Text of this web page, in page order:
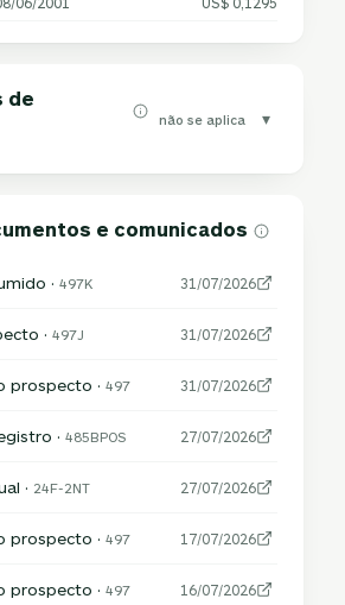
de
não se aplica ▾
e comunicados
·497K 31/07/2026
·497J 31/07/2026
prospecto ·497 31/07/2026
·485BPOS 27/07/2026
· 24F-2NT 27/07/2026
prospecto ·497 17/07/2026
prospecto ·497 16/07/2026